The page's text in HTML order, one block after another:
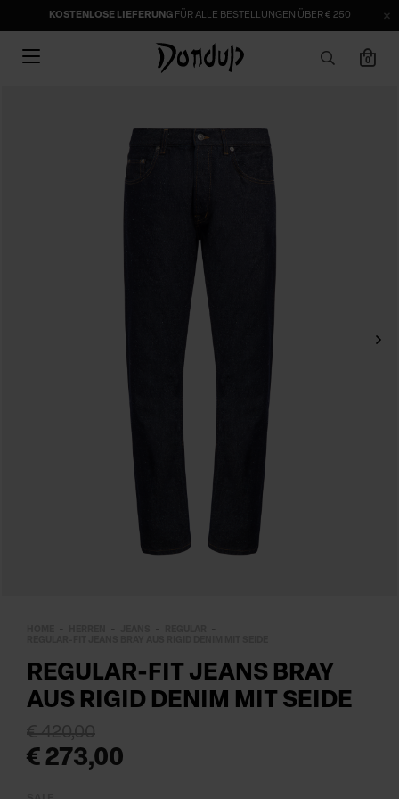
KOSTENLOSE LIEFERUNGFÜR ALLE BESTELLUNGEN ÜBER € 250
0
REGULAR-FIT JEANS BRAY
AUS RIGID DENIM MIT SEIDE
€ 273,00
€ 420,00